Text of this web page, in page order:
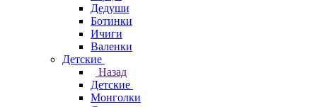
Дедуши
Ботинки
Ичиги
Валенки
Детские
Назад
Детские
Монголки